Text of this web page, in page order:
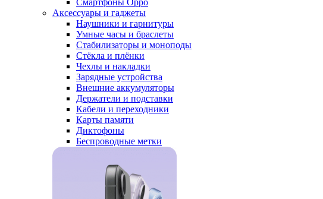
Смартфоны Oppo
Аксессуары и гаджеты
Наушники и гарнитуры
Умные часы и браслеты
Стабилизаторы и моноподы
Стёкла и плёнки
Чехлы и накладки
Зарядные устройства
Внешние аккумуляторы
Держатели и подставки
Кабели и переходники
Карты памяти
Диктофоны
Беспроводные метки